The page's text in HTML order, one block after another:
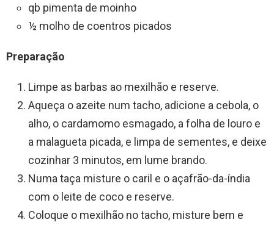
qb pimenta de moinho
½ molho de coentros picados
Preparação
Limpe as barbas ao mexilhão e reserve.
Aqueça o azeite num tacho, adicione a cebola, o
alho, o cardamomo esmagado, a folha de louro e
a malagueta picada, e limpa de sementes, e deixe
cozinhar 3 minutos, em lume brando.
Numa taça misture o caril e o açafrão-da-índia
com o leite de coco e reserve.
Coloque o mexilhão no tacho, misture bem e